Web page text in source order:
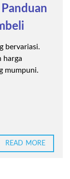
bervariasi.
harga
mumpuni.
READ MORE